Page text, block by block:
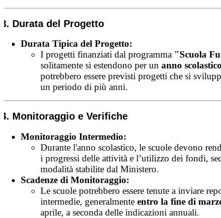
3. Durata del Progetto
Durata Tipica del Progetto:
I progetti finanziati dal programma "Scuola
solitamente si estendono per un anno
potrebbero essere previsti progetti che si
un periodo di più anni.
4. Monitoraggio e Verifiche
Monitoraggio Intermedio:
Durante l'anno scolastico, le scuole devono
i progressi delle attività e l’utilizzo dei fondi,
modalità stabilite dal Ministero.
Scadenze di Monitoraggio:
Le scuole potrebbero essere tenute a inviare
intermedie, generalmente entro la fine di
aprile, a seconda delle indicazioni annuali.